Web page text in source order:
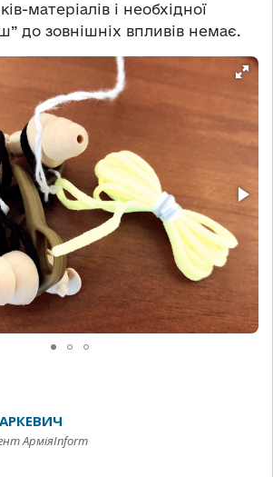
матеріалів і необхідної
до зовнішніх впливів немає.
АрміяInform